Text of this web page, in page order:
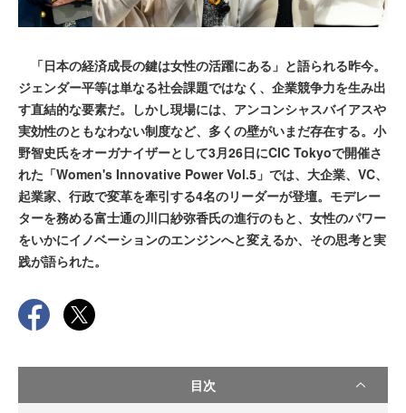
「日本の経済成長の鍵は女性の活躍にある」と語られる昨今。
ジェンダー平等は単なる社会課題ではなく、企業競争力を生み出
す直結的な要素だ。しかし現場には、アンコンシャスバイアスや
実効性のともなわない制度など、多くの壁がいまだ存在する。小
野智史氏をオーガナイザーとして3月26日にCIC Tokyoで開催さ
れた「Women's Innovative Power Vol.5」では、大企業、VC、
起業家、行政で変革を牽引する4名のリーダーが登壇。モデレー
ターを務める富士通の川口紗弥香氏の進行のもと、女性のパワー
をいかにイノベーションのエンジンへと変えるか、その思考と実
践が語られた。
目次